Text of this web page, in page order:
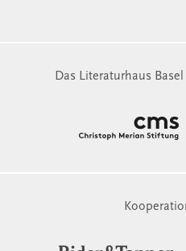
Das Literaturhaus